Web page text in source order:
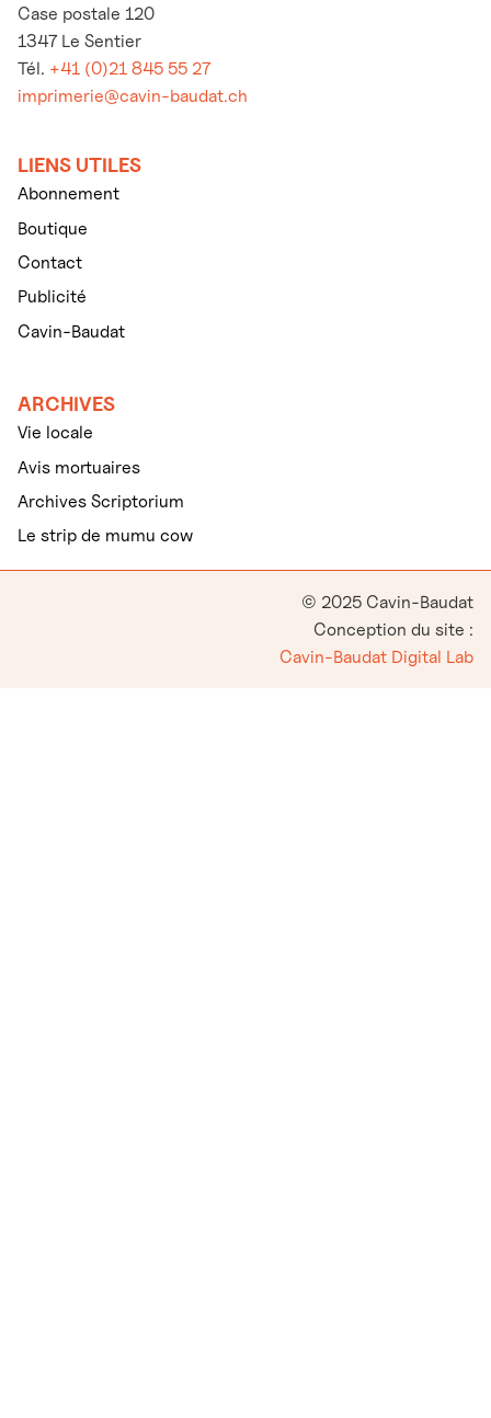
Case postale 120
1347 Le Sentier
Tél. +41 (0)21 845 55 27
imprimerie@cavin-baudat.ch
LIENS UTILES
Abonnement
Boutique
Contact
Publicité
Cavin-Baudat
ARCHIVES
Vie locale
Avis mortuaires
Archives Scriptorium
Le strip de mumu cow
© 2025 Cavin-Baudat
Conception du site :
Cavin-Baudat Digital Lab